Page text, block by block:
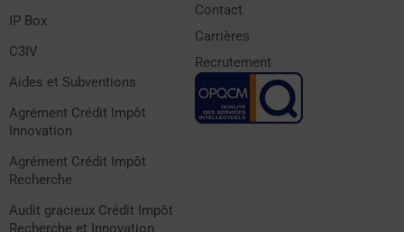
IP Box
C3IV
Aides et Subventions
Agrément Crédit Impôt
Innovation
Agrément Crédit Impôt
Recherche
Audit gracieux Crédit Impôt
Recherche et Innovation
Contact
Carrières
Recrutement